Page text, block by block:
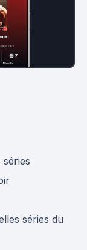
séries
séries du